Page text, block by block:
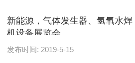
新能源，气体发生器、氢氧水焊
机设备展览会
发布时间: 2019-5-15